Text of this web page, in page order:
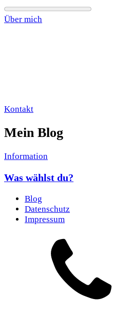
Über mich
Kontakt
Mein Blog
Information
Was wählst du?
Blog
Datenschutz
Impressum